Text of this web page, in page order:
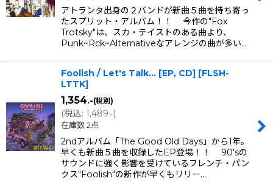
アトランタ出身の２バンドが新曲５曲を持ち寄っ
たスプリット・アルバム！！ 今作の"Fox
Trotsky"は、スカ・テイストのある曲より、
Punk~Rck~Alternativeなアレンジの曲が多い…
Foolish / Let's Talk... [EP, CD] [FLSH-
LTTK]
1,354.-(税別)
(税込: 1,489.-)
在庫数 2点
2ndアルバム「The Good Old Days」から1年。
早くも新曲５曲を収録したEP登場！！ 90'sの
サウンドに強く影響を受けているフレンチ・パン
クス"Foolish"の新作が早くもリリー…